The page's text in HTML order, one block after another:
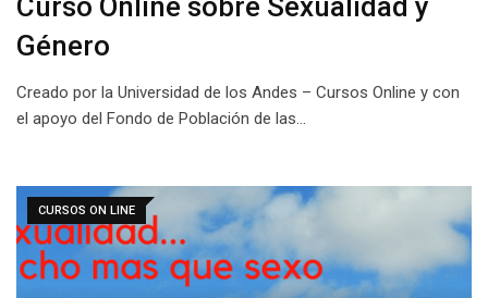
Género
Creado por la Universidad de los Andes – Cursos Online y con
el apoyo del Fondo de Población de las…
CURSOS ON LINE